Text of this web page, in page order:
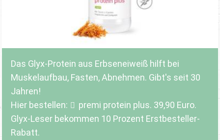
Das Glyx-Protein aus Erbseneiweiß hilft bei
Muskelaufbau, Fasten, Abnehmen. Gibt's seit 30
Jahren!
Hier bestellen:
premi protein plus. 39,90 Euro.
Glyx-Leser bekommen 10 Prozent Erstbesteller-
Rabatt.